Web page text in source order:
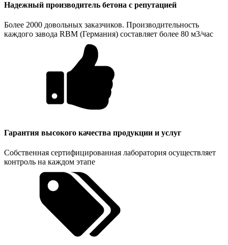
Надежный производитель бетона с репутацией
Более 2000 довольных заказчиков. Производительность
каждого завода RBM (Германия) составляет более 80 м3/час
Гарантия высокого качества продукции и услуг
Собственная сертифицированная лаборатория осуществляет
контроль на каждом этапе